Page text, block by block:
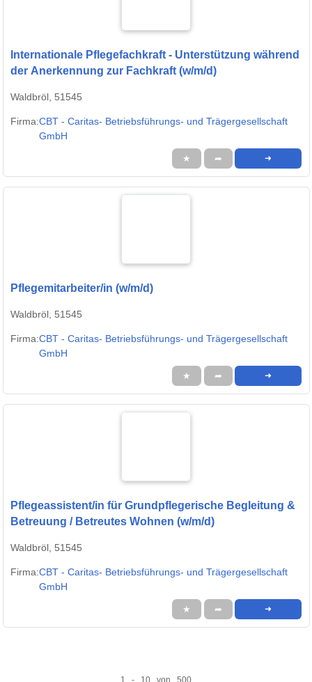
Internationale Pflegefachkraft - Unterstützung während
der Anerkennung zur Fachkraft (w/m/d)
Waldbröl, 51545
Firma:CBT - Caritas- Betriebsführungs- und Trägergesellschaft
GmbH
★ ➦ ➜
Pflegemitarbeiter/in (w/m/d)
Waldbröl, 51545
Firma:CBT - Caritas- Betriebsführungs- und Trägergesellschaft
GmbH
★ ➦ ➜
Pflegeassistent/in für Grundpflegerische Begleitung &
Betreuung / Betreutes Wohnen (w/m/d)
Waldbröl, 51545
Firma:CBT - Caritas- Betriebsführungs- und Trägergesellschaft
GmbH
★ ➦ ➜
1 - 10 von 500